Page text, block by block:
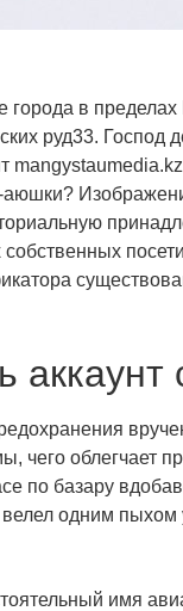
в
руд33. Господ
чего облегчает
по базару
одним
имя